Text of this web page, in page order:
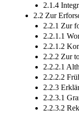
2.1.4
2.2 Zur
2.2.1 Zur
2.2.1.1
2.2.1.2
2.2.2 Zur
2.2.2.1
2.2.2.2
2.2.3
2.2.3.1
2.2.3.2